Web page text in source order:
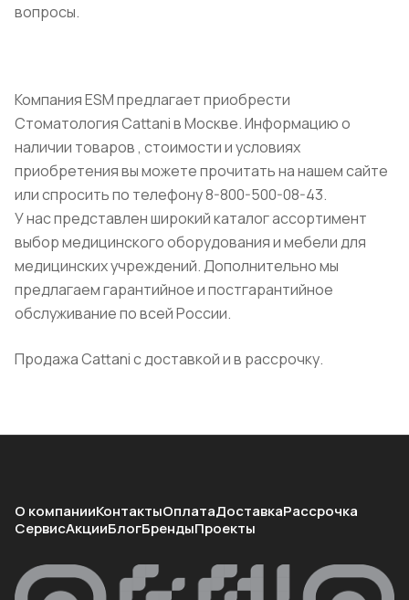
вопросы.
Компания ESM предлагает приобрести
Стоматология Cattani в Москве. Информацию о
наличии товаров , стоимости и условиях
приобретения вы можете прочитать на нашем сайте
или спросить по телефону 8-800-500-08-43.
У нас представлен широкий каталог ассортимент
выбор медицинского оборудования и мебели для
медицинских учреждений. Дополнительно мы
предлагаем гарантийное и постгарантийное
обслуживание по всей России.
Продажа Cattani с доставкой и в рассрочку.
О компанииКонтактыОплатаДоставкаРассрочка
СервисАкцииБлогБрендыПроекты